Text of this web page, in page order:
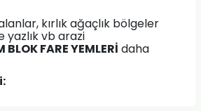
kırlık ağaçlık bölgeler
yazlık vb arazi
BLOK FARE YEMLERİ daha